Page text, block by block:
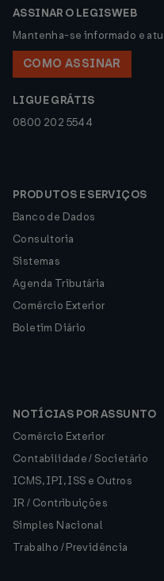
ASSINAR O LEGISWEB
Mantenha-se informado e
COMO ASSINAR
LIGUE GRÁTIS
0800 202 5544
PRODUTOS E SERVIÇOS
Banco de Dados
Consultoria
Sistemas
Agenda Tributária
Comércio Exterior
Boletim Diário
NOTÍCIAS POR ASSUNTO
Comércio Exterior
Contabilidade / Societário
ICMS, IPI, ISS e Outros
IR / Contribuições
Simples Nacional
Trabalho / Previdência